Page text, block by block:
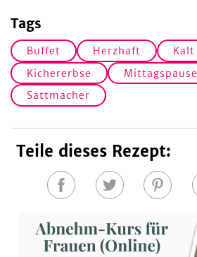
Tags
Buffet Herzhaft
Kalt
Kichererbse
Mittagspause
Sattmacher
Teile dieses Rezept:
Auf
teilen
Auf
teilen
Auf
teilen